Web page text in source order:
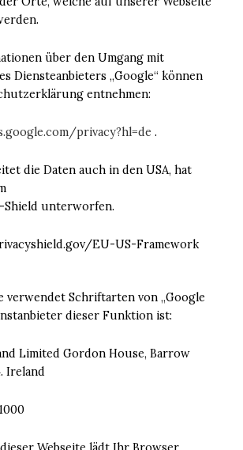
über den Umgang mit
Diensteanbieters „Google“ können
entnehmen:
privacy?hl=de .
die Daten auch in den USA, hat
Shield unterworfen.
EU-US-Framework
verwendet Schriftarten von „Google
dieser Funktion ist:
Limited Gordon House, Barrow
Ireland